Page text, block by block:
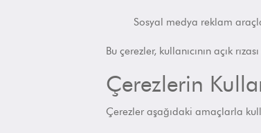
Sosyal medya reklam
Bu çerezler, kullanıcının açık rızası
Çerezlerin
Çerezler aşağıdaki amaçlarla